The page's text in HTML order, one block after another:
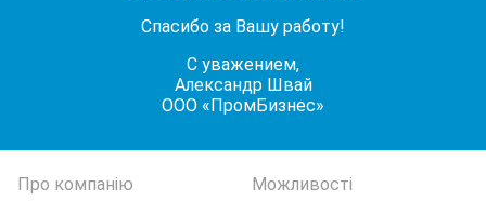
Спасибо за Вашу работу!
С уважением,
Александр Швай
ООО «ПромБизнес»
Про компанію
Можливості